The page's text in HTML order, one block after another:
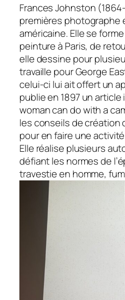
Frances Johnston
premières
américaine. Elle se
peinture à Paris, de
elle dessine pour
travaille pour George
celui-ci lui ait offert un
publie en 1897 un
woman can do with a
les conseils de création
pour en faire une
Elle réalise plusieurs
défiant les normes de
travestie en homme,